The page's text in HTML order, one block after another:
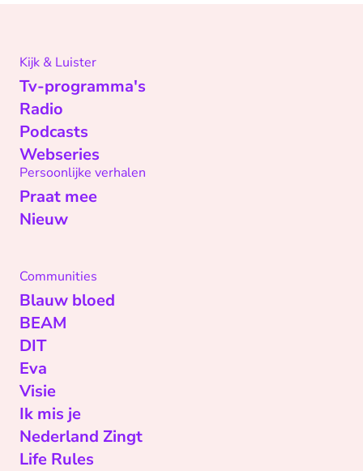
Kijk & Luister
Tv-programma's
Radio
Podcasts
Webseries
Persoonlijke verhalen
Praat mee
Nieuw
Communities
Blauw bloed
BEAM
DIT
Eva
Visie
Ik mis je
Nederland Zingt
Life Rules